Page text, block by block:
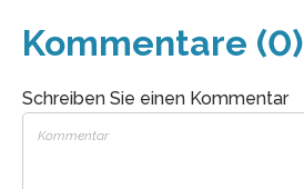
Kommentare (0)
Schreiben Sie einen Kommentar